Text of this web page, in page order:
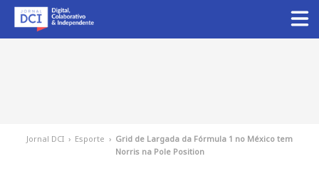
Jornal DCI › Esporte › Grid de Largada da Fórmula 1 no México tem
Norris na Pole Position